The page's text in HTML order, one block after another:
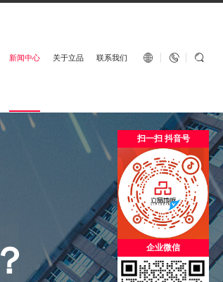
新闻中心 关于立品 联系我们 English  
？
扫一扫 抖音号
企业微信